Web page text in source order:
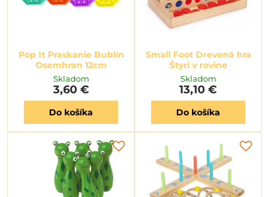
Pop It Praskanie Bublín
Osemhran 12cm
Skladom
3,60 €
Do košíka
Small Foot Drevená hra
Štyri v rovine
Skladom
13,10 €
Do košíka